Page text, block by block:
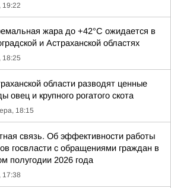
19:22
жара до +42°C ожидается в
и Астраханской областях
18:25
области разводят ценные
овец и крупного рогатого скота
18:15
связь. Об эффективности работы
госвласти с обращениями граждан в
полугодии 2026 года
17:38